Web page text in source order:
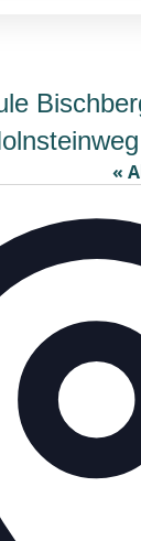
«